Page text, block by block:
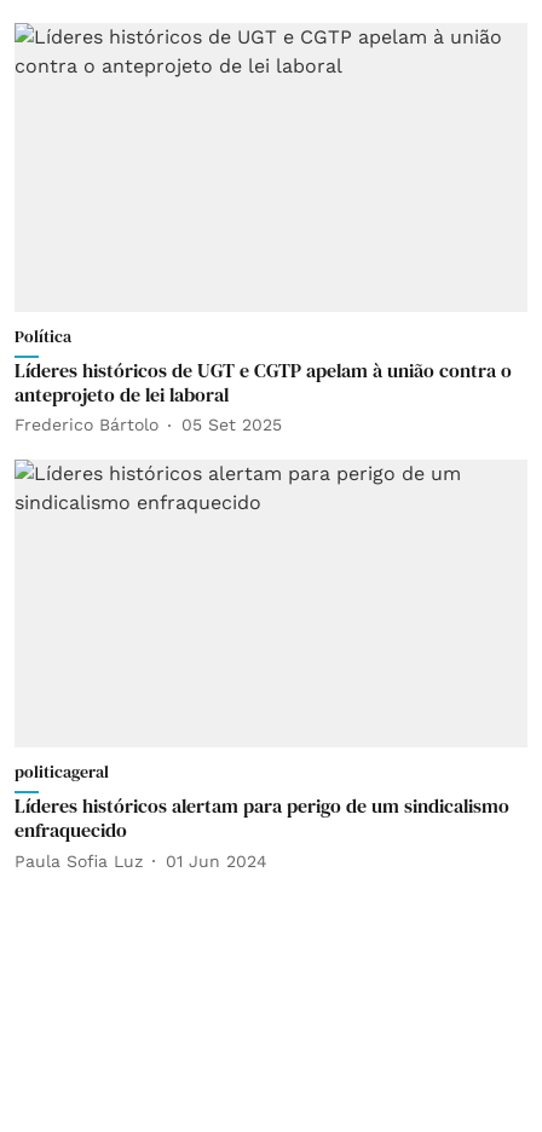
Política
Líderes históricos de UGT e CGTP apelam à união contra o
anteprojeto de lei laboral
Frederico Bártolo 05 Set 2025
politicageral
Líderes históricos alertam para perigo de um sindicalismo
enfraquecido
Paula Sofia Luz 01 Jun 2024